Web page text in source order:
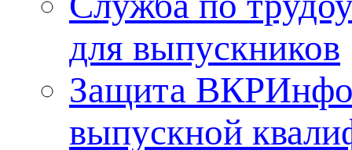
для выпускников
Защита ВКР
выпускной